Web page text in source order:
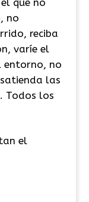
que no
no
reciba
varíe el
entorno, no
las
Todos los
el